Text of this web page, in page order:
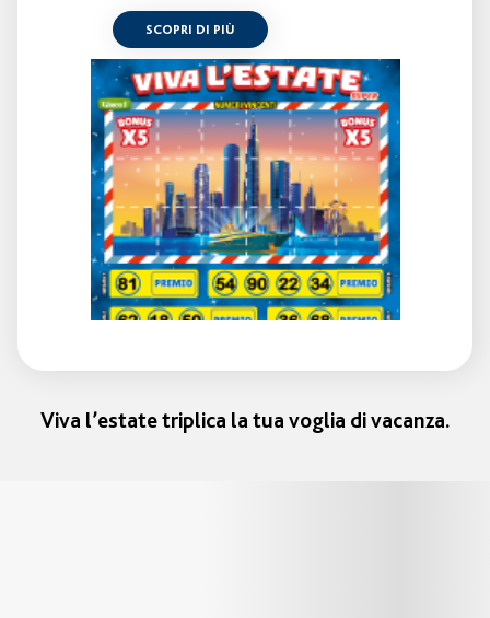
SCOPRI DI PIÙ
Viva l’estate triplica la tua voglia di vacanza.